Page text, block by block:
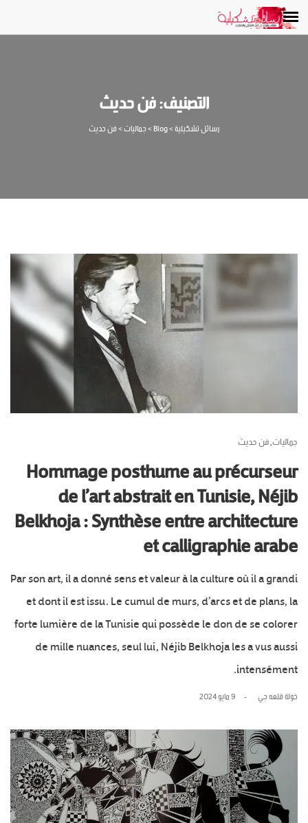
التصنيف:فن حديث
رسائل تشكيلية>
Blog
>جماليات>فن حديث
جماليات,فن حديث
Hommage posthume au précurseur
de l’art abstrait en Tunisie, Néjib
Belkhoja : Synthèse entre architecture
et calligraphie arabe
Par son art, il a donné sens et valeur à la culture où il a grandi
et dont il est issu. Le cumul de murs, d’arcs et de plans, la
forte lumière de la Tunisie qui possède le don de se colorer
de mille nuances, seul lui, Néjib Belkhoja les a vus aussi
intensément.
خولة قلعه جي 9 مايو 2024